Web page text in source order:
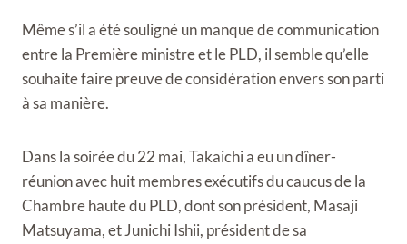
Même s’il a été souligné un manque de communication
entre la Première ministre et le PLD, il semble qu’elle
souhaite faire preuve de considération envers son parti
à sa manière.
Dans la soirée du 22 mai, Takaichi a eu un dîner-
réunion avec huit membres exécutifs du caucus de la
Chambre haute du PLD, dont son président, Masaji
Matsuyama, et Junichi Ishii, président de sa